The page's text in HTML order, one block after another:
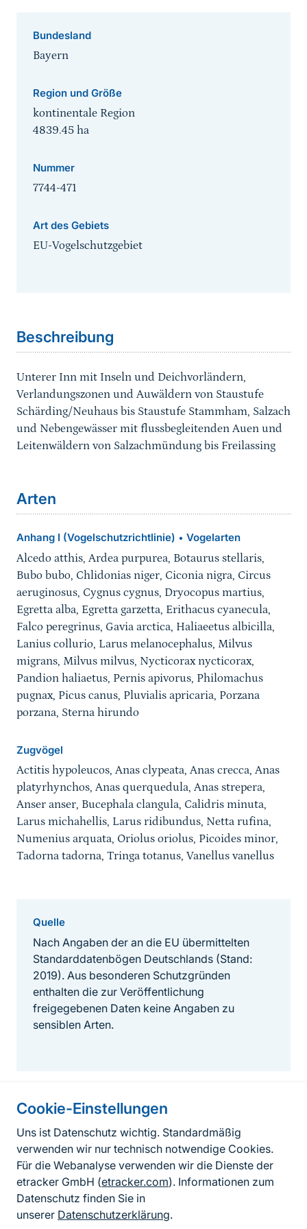
Cookie-Einstellungen
Uns ist Datenschutz wichtig. Standardmäßig
verwenden wir nur technisch notwendige Cookies.
Für die Webanalyse verwenden wir die Dienste der
etracker GmbH (etracker.com). Informationen zum
Datenschutz finden Sie in
unserer Datenschutzerklärung.
Bundesland
Bayern
Region und Größe
kontinentale Region
4839.45 ha
Nummer
7744-471
Art des Gebiets
EU-Vogelschutzgebiet
Beschreibung
Unterer Inn mit Inseln und Deichvorländern,
Verlandungszonen und Auwäldern von Staustufe
Schärding/Neuhaus bis Staustufe Stammham, Salzach
und Nebengewässer mit flussbegleitenden Auen und
Leitenwäldern von Salzachmündung bis Freilassing
Arten
Anhang I (Vogelschutzrichtlinie) • Vogelarten
Alcedo atthis, Ardea purpurea, Botaurus stellaris,
Bubo bubo, Chlidonias niger, Ciconia nigra, Circus
aeruginosus, Cygnus cygnus, Dryocopus martius,
Egretta alba, Egretta garzetta, Erithacus cyanecula,
Falco peregrinus, Gavia arctica, Haliaeetus albicilla,
Lanius collurio, Larus melanocephalus, Milvus
migrans, Milvus milvus, Nycticorax nycticorax,
Pandion haliaetus, Pernis apivorus, Philomachus
pugnax, Picus canus, Pluvialis apricaria, Porzana
porzana, Sterna hirundo
Zugvögel
Actitis hypoleucos, Anas clypeata, Anas crecca, Anas
platyrhynchos, Anas querquedula, Anas strepera,
Anser anser, Bucephala clangula, Calidris minuta,
Larus michahellis, Larus ridibundus, Netta rufina,
Numenius arquata, Oriolus oriolus, Picoides minor,
Tadorna tadorna, Tringa totanus, Vanellus vanellus
Quelle
Nach Angaben der an die EU übermittelten
Standarddatenbögen Deutschlands (Stand:
2019). Aus besonderen Schutzgründen
enthalten die zur Veröffentlichung
freigegebenen Daten keine Angaben zu
sensiblen Arten.
Informationen zur Seite
FußzeileKontakt zum BfN
Kontaktformular
Erklärung zur Barrierefreiheit